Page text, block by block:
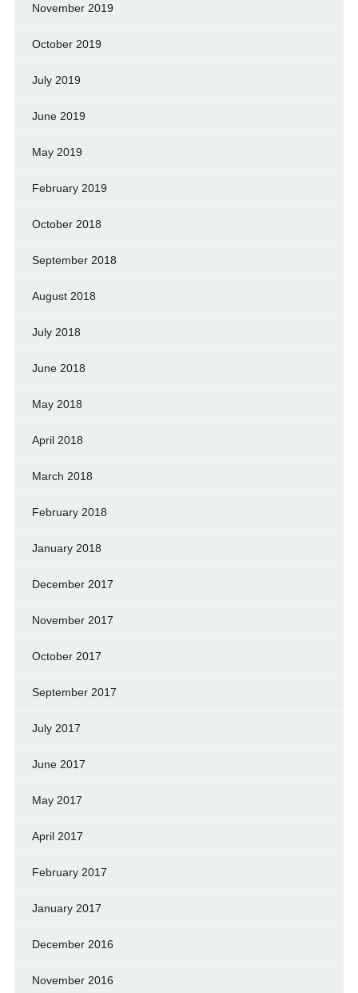
November 2019
October 2019
July 2019
June 2019
May 2019
February 2019
October 2018
September 2018
August 2018
July 2018
June 2018
May 2018
April 2018
March 2018
February 2018
January 2018
December 2017
November 2017
October 2017
September 2017
July 2017
June 2017
May 2017
April 2017
February 2017
January 2017
December 2016
November 2016